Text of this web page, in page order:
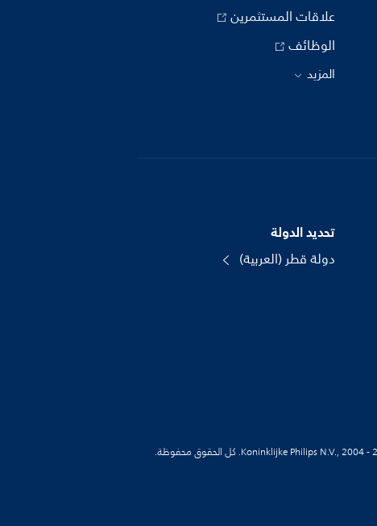
علاقات المستثمرين
الوظائف
المزيد
تحديد الدولة
دولة قطر (العربية)